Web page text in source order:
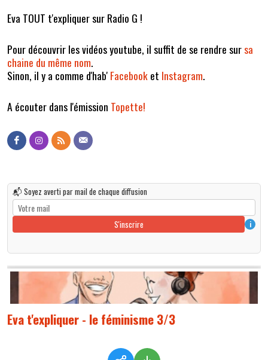
Eva TOUT t'expliquer sur Radio G !
Pour découvrir les vidéos youtube, il suffit de se rendre sursa
chaine du même nom.
Sinon, il y a comme d'hab'Facebooket Instagram.
A écouter dans l'émission Topette!
📬 Soyez averti par mail de chaque diffusion
S'inscrire i
Eva t'expliquer - le féminisme 3/3